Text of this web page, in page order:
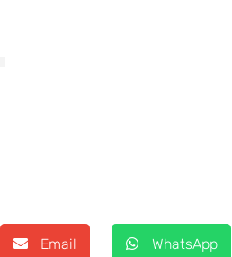
Email WhatsApp